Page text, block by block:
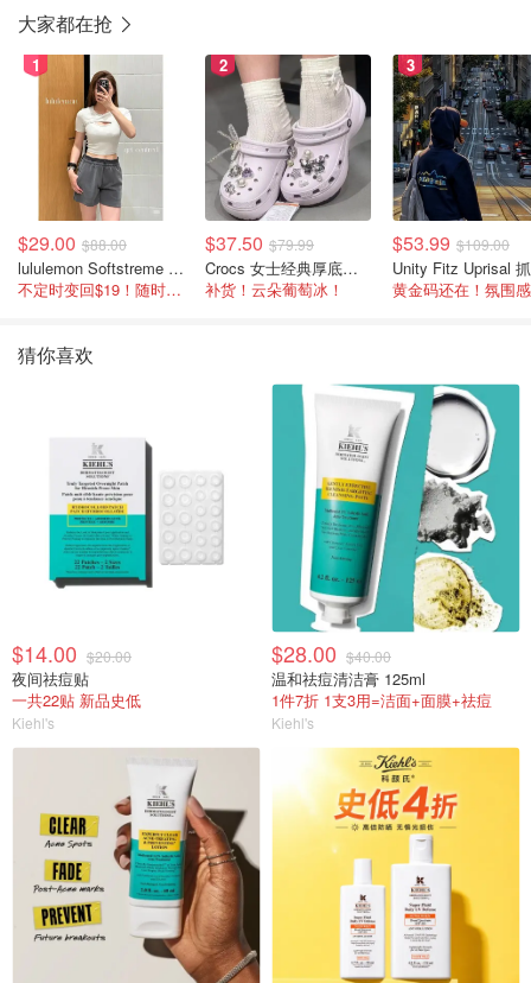
大家都在抢
1
$29.00 $88.00
lululemon Softstreme 女士高腰短裤 10cm
不定时变回$19！随时点进来看
2
$37.50 $79.99
Crocs 女士经典厚底凉鞋
补货！云朵葡萄冰！
3
$53.99 $109.00
猜你喜欢
$14.00 $20.00
夜间祛痘贴
一共22贴 新品史低
Kiehl's
$28.00 $40.00
温和祛痘清洁膏 125ml
1件7折 1支3用=洁面+面膜+祛痘
Kiehl's